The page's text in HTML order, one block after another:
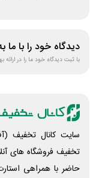
دیدگاه خود را با ما
با ثبت دیدگاه خود ما را در ارائه
سایت کانال تخفیف
تخفیف فروشگاه های
حاضر با همراهی